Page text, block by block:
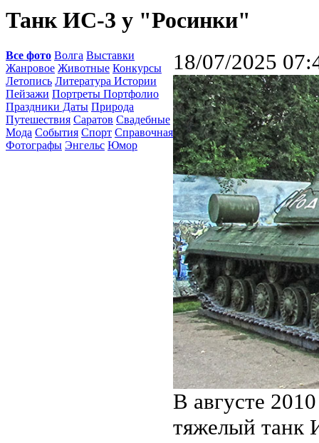
Танк ИС-3 у "Росинки"
Все фото Волга Выставки
Жанровое Животные Конкурсы
Летопись Литература Истории
Пейзажи Портреты Портфолио
Праздники Даты Природа
Путешествия Саратов Свадебные
Мода События Спорт Справочная
Фотографы Энгельс Юмор
18/07/2025
В августе
тяжелый танк